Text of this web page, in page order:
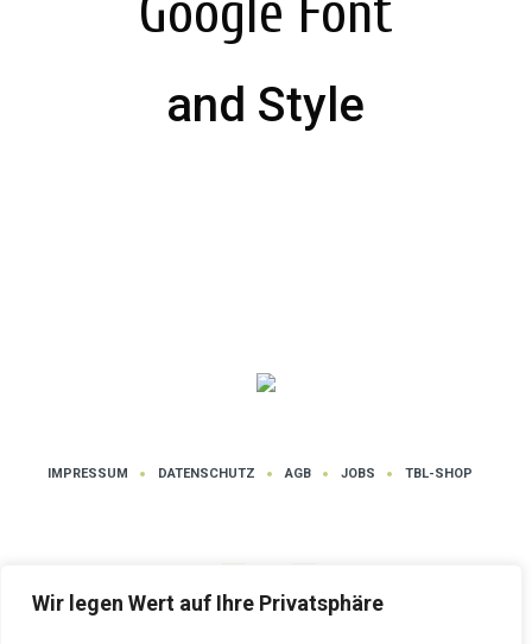
Wir legen Wert auf Ihre Privatsphäre
Google Font
and Style
IMPRESSUM DATENSCHUTZ AGB JOBS TBL-SHOP